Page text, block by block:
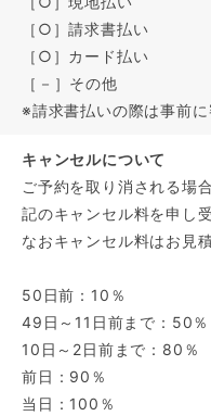
［○］請求書払い
［○］カード払い
［－］その他
※請求書払いの際は事前に
キャンセルについて
ご予約を取り消される場
記のキャンセル料を申し
なおキャンセル料はお見
50日前：10％
49日～11日前まで：50％
10日～2日前まで：80％
前日：90％
当日：100％